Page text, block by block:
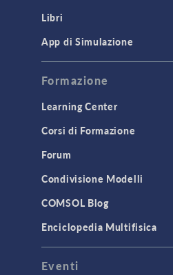
Libri
App di Simulazione
Formazione
Learning Center
Corsi di Formazione
Forum
Condivisione Modelli
COMSOL Blog
Enciclopedia Multifisica
Eventi